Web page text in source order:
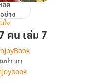
ลด
ย่าง
ใจ
คน เล่ม 7
เรื่อง [จบ]ฉัน
ปากกา